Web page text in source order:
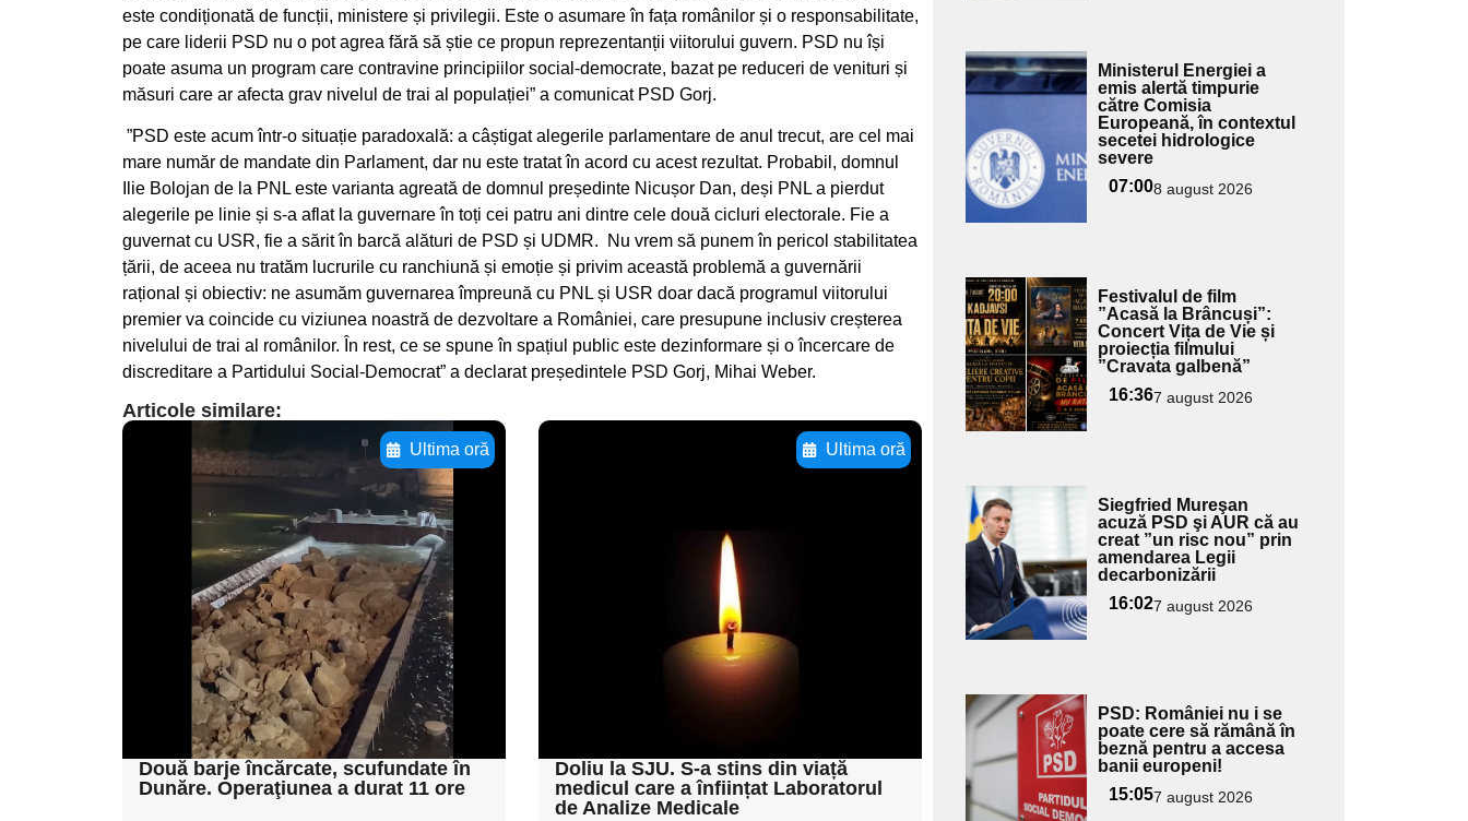
este condiționată de funcții, ministere și privilegii. Este o asumare în fața românilor și o responsabilitate,
pe care liderii PSD nu o pot agrea fără să știe ce propun reprezentanții viitorului guvern. PSD nu își
poate asuma un program care contravine principiilor social-democrate, bazat pe reduceri de venituri și
măsuri care ar afecta grav nivelul de trai al populației” a comunicat PSD Gorj.
”PSD este acum într-o situație paradoxală: a câștigat alegerile parlamentare de anul trecut, are cel mai
mare număr de mandate din Parlament, dar nu este tratat în acord cu acest rezultat. Probabil, domnul
Ilie Bolojan de la PNL este varianta agreată de domnul președinte Nicușor Dan, deși PNL a pierdut
alegerile pe linie și s-a aflat la guvernare în toți cei patru ani dintre cele două cicluri electorale. Fie a
guvernat cu USR, fie a sărit în barcă alături de PSD și UDMR. Nu vrem să punem în pericol stabilitatea
țării, de aceea nu tratăm lucrurile cu ranchiună și emoție și privim această problemă a guvernării
rațional și obiectiv: ne asumăm guvernarea împreună cu PNL și USR doar dacă programul viitorului
premier va coincide cu viziunea noastră de dezvoltare a României, care presupune inclusiv creșterea
nivelului de trai al românilor. În rest, ce se spune în spațiul public este dezinformare și o încercare de
discreditare a Partidului Social-Democrat” a declarat președintele PSD Gorj, Mihai Weber.
Articole similare:
Ultima oră
Adaugă aici textul
pentru
subtitluAdaugă aici
textul pentru
subtitluAdaugă aici
textul pentru
subtitluAdaugă aici
textul pentru subti
Două barje încărcate, scufundate în
Dunăre. Operaţiunea a durat 11 ore
Ultima oră
subtitluAdaugă aici
textul pentru
subtitluAdaugă aici
textul pentru
subtitluAdaugă aici
Doliu la SJU. S-a stins din viață
medicul care a înființat Laboratorul
de Analize Medicale
Adaugă
aici textul
subtitlu
Ministerul Energiei a
emis alertă timpurie
către Comisia
Europeană, în contextul
secetei hidrologice
severe
07:008 august 2026
Adaugă
aici textul
pentru
subtitlu
Festivalul de film
”Acasă la Brâncuși”:
Concert Vița de Vie și
proiecția filmului
”Cravata galbenă”
16:367 august 2026
Adaugă
aici textul
pentru
subtitlu
Siegfried Mureşan
acuză PSD şi AUR că au
creat ”un risc nou” prin
amendarea Legii
decarbonizării
16:027 august 2026
Adaugă
aici textul
pentru
subtitlu
PSD: României nu i se
poate cere să rămână în
beznă pentru a accesa
banii europeni!
15:057 august 2026